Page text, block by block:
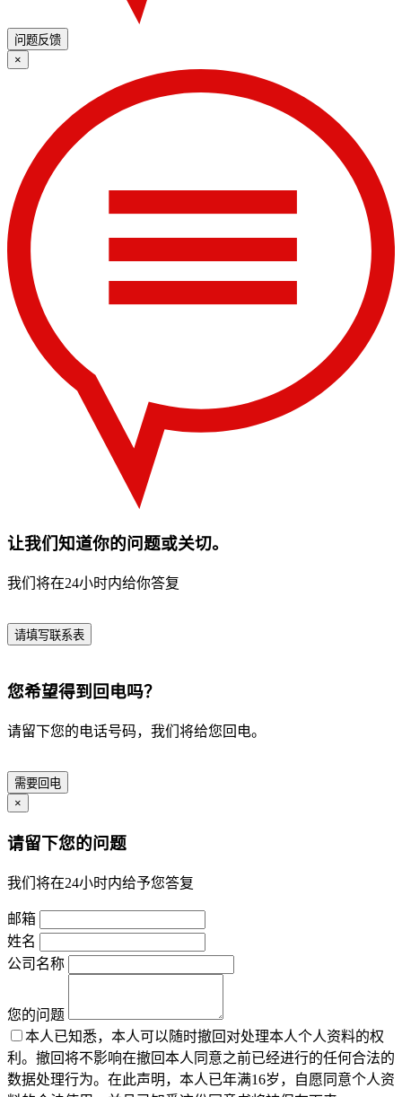
问题反馈
×
让我们知道你的问题或关切。
我们将在24小时内给你答复
请填写联系表
您希望得到回电吗？
请留下您的电话号码，我们将给您回电。
需要回电
×
请留下您的问题
我们将在24小时内给予您答复
邮箱
姓名
公司名称
您的问题
本人已知悉，本人可以随时撤回对处理本人个人资料的权
利。撤回将不影响在撤回本人同意之前已经进行的任何合法的
数据处理行为。在此声明，本人已年满16岁，自愿同意个人资